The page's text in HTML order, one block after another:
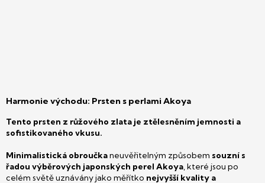
Harmonie východu: Prsten s perlami Akoya
Tento prsten z růžového zlata je ztělesněním jemnosti a
sofistikovaného vkusu.
Minimalistická obroučkaneuvěřitelným způsobem souzní s
řadou výběrových japonských perel Akoya, které jsou po
celém světě uznávány jako měřítko nejvyšší kvality a